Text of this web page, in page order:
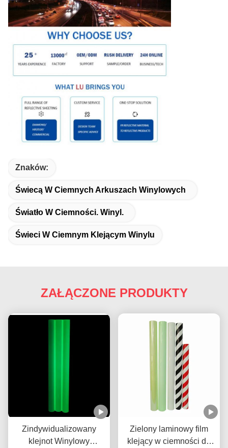
Znaków:
Świecą W Ciemnych Arkuszach Winylowych
Światło W Ciemności. Winyl.
Świeci W Ciemnym Klejącym Winylu
ZAŁĄCZONE PRODUKTY
Zindywidualizowany
klejnot Winylowy
Zielony laminowy film
klejący w ciemności do